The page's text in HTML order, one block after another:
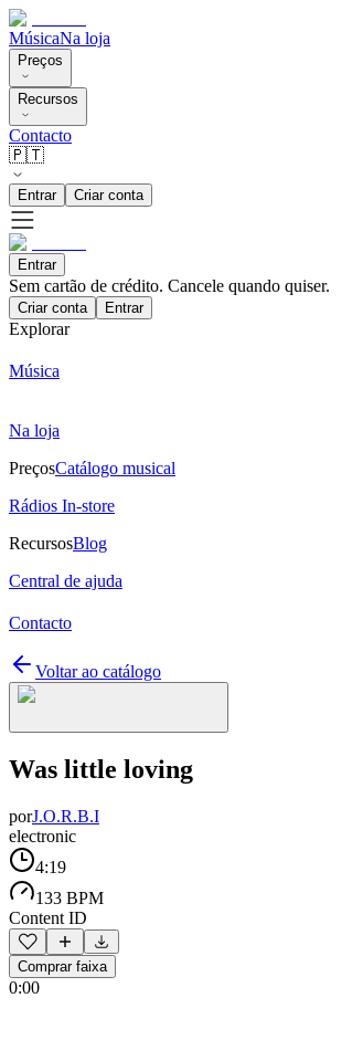
MúsicaNa loja
Preços
Recursos
Contacto
🇵🇹
Entrar Criar conta
Entrar
Sem cartão de crédito. Cancele quando quiser.
Criar conta Entrar
Explorar
Música
Na loja
PreçosCatálogo musical
Rádios In-store
RecursosBlog
Central de ajuda
Contacto
Voltar ao catálogo
Was little loving
porJ.O.R.B.I
electronic
4:19
133 BPM
Content ID
Comprar faixa
0:00